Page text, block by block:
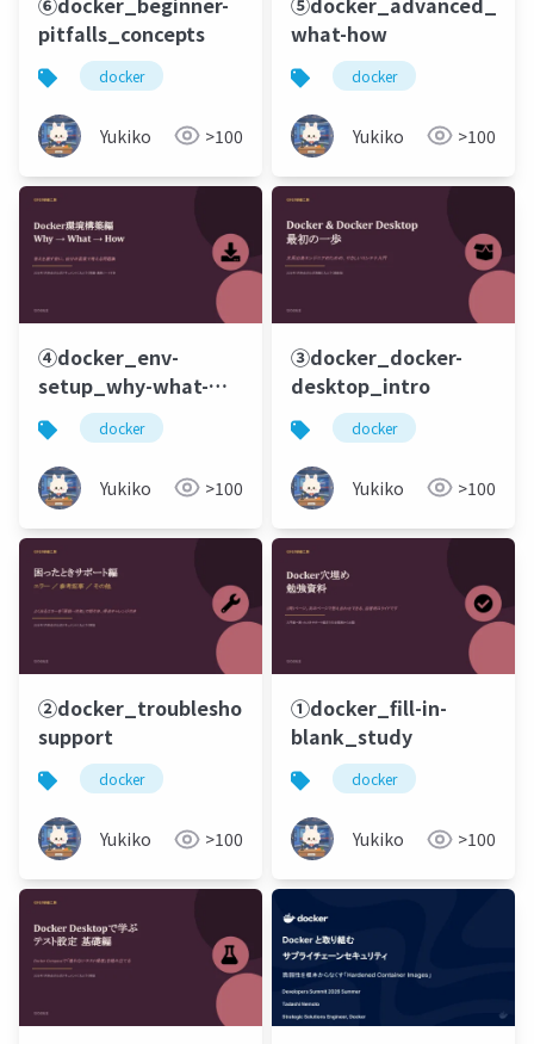
pitfalls_concepts
docker
Yukiko >100
what-how
docker
Yukiko >100
④docker_env-
setup_why-what-
how
docker
Yukiko >100
③docker_docker-
desktop_intro
docker
Yukiko >100
②docker_troubleshoot-
support
docker
Yukiko >100
①docker_fill-in-
blank_study
docker
Yukiko >100